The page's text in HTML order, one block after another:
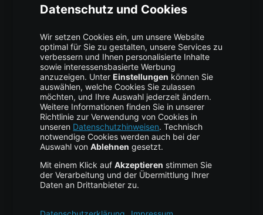
Updates sorgen für
zusätzlichen Schutz.
Einfache Einrichtung und
Verwaltung: Dank unserer
benutzerfreundlichen
Oberfläche können Sie Ihre
Website in wenigen Klicks
einrichten und verwalten.
Datenbanken (SQL), FTP-